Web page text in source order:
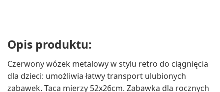
Opis produktu:
Czerwony wózek metalowy w stylu retro do ciągnięcia
dla dzieci: umożliwia łatwy transport ulubionych
zabawek. Taca mierzy 52x26cm. Zabawka dla rocznych